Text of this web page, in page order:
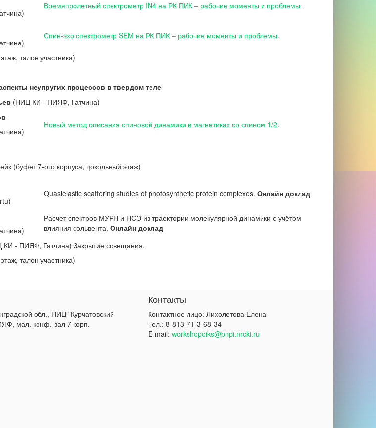
Времяпролетный спектрометр IN4 на РК ПИК – рабочие моменты и проблемы.
Спин-эхо спектрометр SEM на РК ПИК – рабочие моменты и проблемы.
талон участника)
неупругих процессов в твердом теле
(НИЦ КИ - ПИЯФ, Гатчина)
Новый метод описания спиновой динамики в магнетиках со спином 1/2.
(буфет 7-ого корпуса, цокольный этаж)
Quasielastic scattering studies of photosynthetic protein complexes. Онлайн доклад
Расчет спектров МУРН и НСЭ из траектории молекулярной динамики с учётом
влияния сольвента. Онлайн доклад
КИ - ПИЯФ, Гатчина) Закрытие совещания.
талон участника)
обл., НИЦ "Курчатовский
мал. конф.-зал 7 корп.
Контакты
Контактное лицо: Лихолетова Елена
Тел.: 8-813-71-3-68-34
E-mail: workshopoiks@pnpi.nrcki.ru